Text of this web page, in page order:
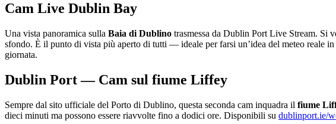
Cam Live Dublin Bay
Una vista panoramica sulla Baia di Dublino trasmessa da Dublin Port Live Stream. Si
sfondo. È il punto di vista più aperto di tutti — ideale per farsi un’idea del meteo reale
giornata.
Dublin Port — Cam sul fiume Liffey
Sempre dal sito ufficiale del Porto di Dublino, questa seconda cam inquadra il fiume
dieci minuti ma possono essere riavvolte fino a dodici ore. Disponibili su dublinport.ie/